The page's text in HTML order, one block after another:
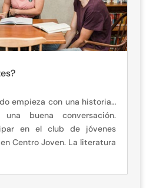
empieza con una historia…
buena conversación.
en el club de jóvenes
Centro Joven. La literatura